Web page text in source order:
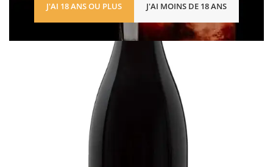
J'AI 18 ANS OU PLUS J'AI MOINS DE 18 ANS